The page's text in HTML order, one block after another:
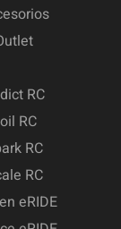
RC
RC
RC
RC
eRIDE